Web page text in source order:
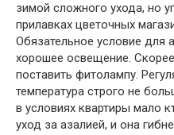
зимой сложного ухода, но
прилавках цветочных
Обязательное условие для
хорошее освещение.
поставить фитолампу.
температура строго не
в условиях квартиры мало
уход за азалией, и она